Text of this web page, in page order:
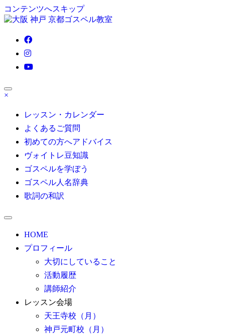
コンテンツへスキップ
ゴスペル 大阪/京都/神戸/東京/名古屋/博多｜Satisfy My Soul
ッスン受付中！自分の声を好きになる
×
レッスン・カレンダー
よくあるご質問
初めての方へアドバイス
ヴォイトレ豆知識
ゴスペルを学ぼう
ゴスペル人名辞典
歌詞の和訳
HOME
プロフィール
大切にしていること
活動履歴
講師紹介
レッスン会場
天王寺校（月）
神戸元町校（月）